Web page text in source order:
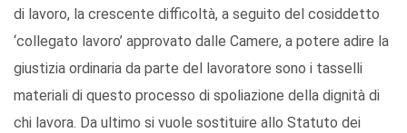
di lavoro, la crescente difficoltà, a seguito del cosiddetto
‘collegato lavoro’ approvato dalle Camere, a potere adire la
giustizia ordinaria da parte del lavoratore sono i tasselli
materiali di questo processo di spoliazione della dignità di
chi lavora. Da ultimo si vuole sostituire allo Statuto dei